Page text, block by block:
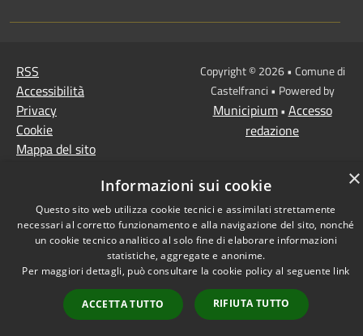
RSS
Accessibilità
Privacy
Cookie
Mappa del sito
Copyright © 2026 • Comune di
Castelfranci • Powered by
Municipium• Accesso
redazione
×
Informazioni sui cookie
Questo sito web utilizza cookie tecnici e assimilati strettamente
necessari al corretto funzionamento e alla navigazione del sito, nonché
un cookie tecnico analitico al solo fine di elaborare informazioni
statistiche, aggregate e anonime.
Per maggiori dettagli, può consultare la cookie policy al seguente link
ACCETTA TUTTO RIFIUTA TUTTO